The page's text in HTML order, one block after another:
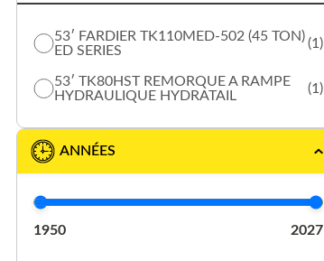
EXTREME(3)
FONTAINE(1)
GREAT DANE
KAUFMAN
53′ FARDIER TK110MED-502 (45 TON)
ED SERIES
(1)
53′ TK80HST REMORQUE A RAMPE
HYDRAULIQUE HYDRATAIL
(1)
ANNÉES
1950 2027